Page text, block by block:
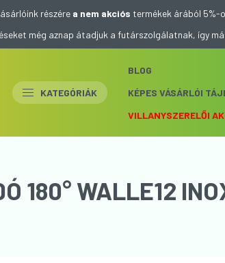
részére a nem akciós termékek árából 5%-
még aznap átadjuk a futárszolgálatnak, így
KATEGÓRIÁK
BLOG
KÉPES VÁSÁRLÓI
VILLANYSZERELŐI
180° WALLE12